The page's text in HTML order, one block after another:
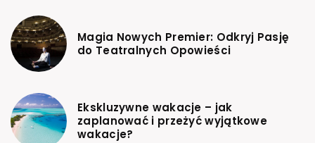
Magia Nowych Premier: Odkryj Pasję
do Teatralnych Opowieści
Ekskluzywne wakacje – jak
zaplanować i przeżyć wyjątkowe
wakacje?